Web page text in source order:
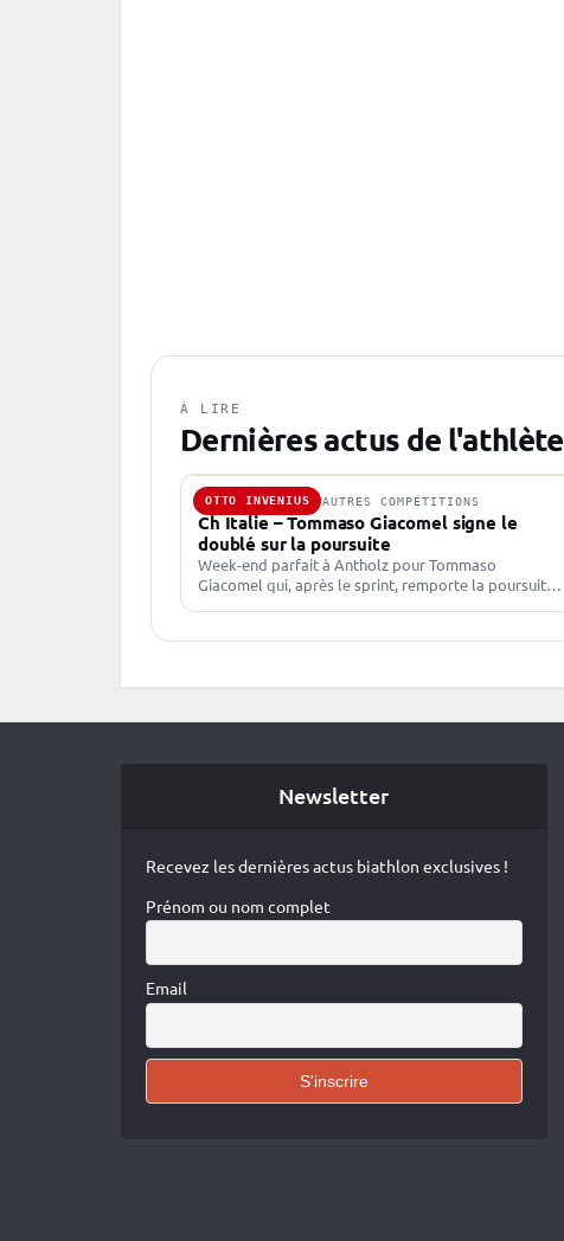
À LIRE
Dernières actus de l'athlète
OTTO INVENIUS
31 AOÛT 2025 · AUTRES COMPÉTITIONS
Ch Italie – Tommaso Giacomel signe le
doublé sur la poursuite
Week-end parfait à Antholz pour Tommaso
Giacomel qui, après le sprint, remporte la poursuite
laissé…
Newsletter
Recevez les dernières actus biathlon exclusives !
Prénom ou nom complet
Email